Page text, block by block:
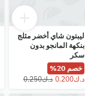
ليبتون شاي أخضر مثلج
بنكهة المانجو بدون
سكر
خصم 20%
⁦د.ك0.200⁩
⁦د.ك0.250⁩